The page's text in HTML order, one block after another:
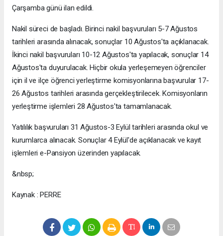
Çarşamba günü ilan edildi.
Nakil süreci de başladı. Birinci nakil başvuruları 5-7 Ağustos
tarihleri arasında alınacak, sonuçlar 10 Ağustos'ta açıklanacak.
İkinci nakil başvuruları 10-12 Ağustos'ta yapılacak, sonuçlar 14
Ağustos'ta duyurulacak. Hiçbir okula yerleşemeyen öğrenciler
için il ve ilçe öğrenci yerleştirme komisyonlarına başvurular 17-
26 Ağustos tarihleri arasında gerçekleştirilecek. Komisyonların
yerleştirme işlemleri 28 Ağustos'ta tamamlanacak.
Yatılılık başvuruları 31 Ağustos-3 Eylül tarihleri arasında okul ve
kurumlarca alınacak. Sonuçlar 4 Eylül'de açıklanacak ve kayıt
işlemleri e-Pansiyon üzerinden yapılacak.
&nbsp;
Kaynak : PERRE